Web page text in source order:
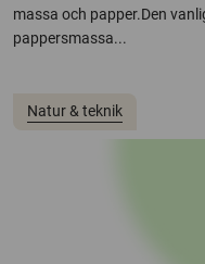
massa och papper.Den
pappersmassa...
Natur & teknik